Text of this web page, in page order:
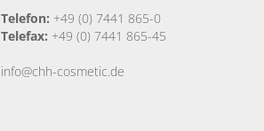
Telefon: +49 (0) 7441 865-0
Telefax: +49 (0) 7441 865-45
info@chh-cosmetic.de